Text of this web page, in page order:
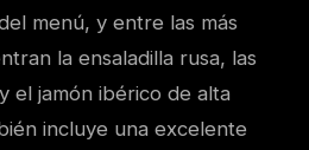
menú, y entre las más
la ensaladilla rusa, las
el jamón ibérico de alta
incluye una excelente